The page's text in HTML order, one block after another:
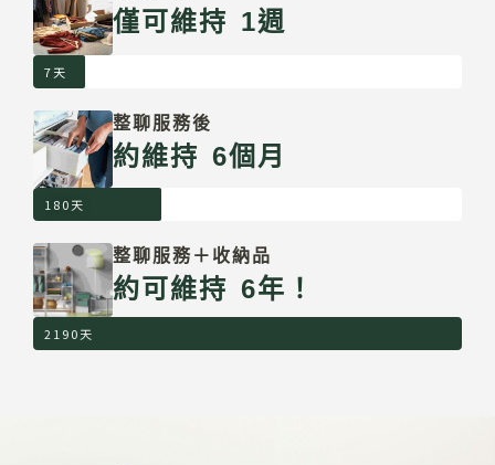
僅可維持 1週
7天
整聊服務後
約維持 6個月
180天
整聊服務＋收納品
約可維持 6年！
2190天